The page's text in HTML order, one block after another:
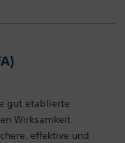
gut etablierte
Wirksamkeit
effektive und